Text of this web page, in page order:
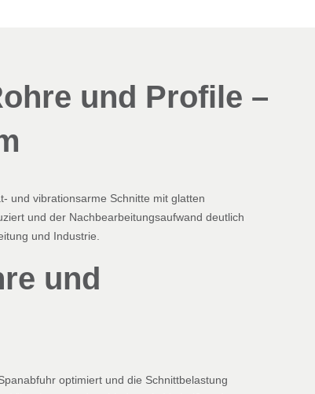
und Profile –
und vibrationsarme Schnitte mit glatten
und der Nachbearbeitungsaufwand deutlich
und Industrie.
und
optimiert und die Schnittbelastung